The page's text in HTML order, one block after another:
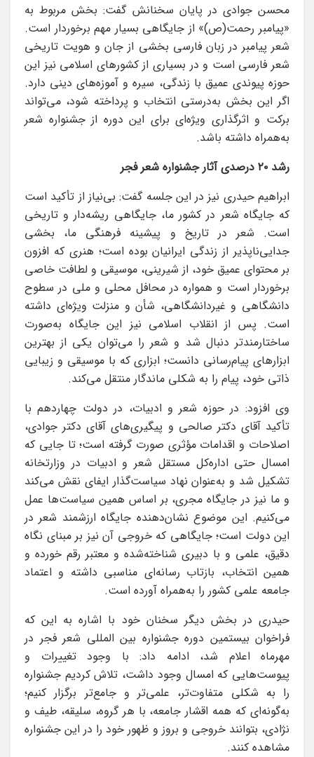
محسن جوادی در پایان سخنانش گفت: بخش مربوط به
«پیامبر رحمت(ص)» از جایگاهی بسیار مهم برخوردار است.
شعر پیامبر در زبان فارسی بخشی از جان و هویت تاریخی
شعر فارسی است و در بسیاری از کشورهای اسلامی نیز این
حوزه پیوندی عمیق با زندگی، سیره و آموزه‌های دینی دارد.
اگر این بخش به‌درستی انتخاب و پرداخته شود، می‌تواند
برکت و اثرگذاری ویژه‌ای برای این دوره از جشنواره شعر
به‌همراه داشته باشد.
رشد ۲۰ درصدی آثار جشنواره شعر فجر
ابراهیم حیدری نیز در این جلسه گفت:‌ بی‌نیاز از تأکید است
که جایگاه شعر در کشور ما، جایگاهی ریشه‌دار و تاریخی
است. شعر در تاریخ و پیشینه فرهنگی ما، بخشی
جدایی‌ناپذیر از زندگی ایرانیان بوده است؛ هنری که افزون
بر محتوای عمیق خود، از شیرینی، موسیقی و لطافت خاصی
برخوردار است و همواره در محافل محلی و ملی در سطوح
دانشگاهی و غیردانشگاهی، شأن و منزلت ویژه‌ای داشته
است. پس از انقلاب اسلامی نیز این جایگاه به‌صورت
ساختارمندتر دنبال شد و شعر را می‌توان یکی از بهترین
ابزارهای پیام‌رسانی دانست؛ ابزاری که با موسیقی و زیبایی
ذاتی خود، پیام را به شکلی ماندگار منتقل می‌کند.
وی افزود: در حوزه شعر و ادبیات، در دولت چهاردهم با
تأکید آقای دکتر صالحی و پیگیری‌های آقای دکتر جوادی،
اصلاحات و اقدامات مؤثری صورت گرفته است؛ تا جایی که
امسال حتی اداره‌کل مستقل شعر و ادبیات در وزارتخانه
تشکیل شد و به‌عنوان نهاد سیاست‌گذار ایفای نقش می‌کند
و ما نیز در جایگاه مجری، بر اساس همین سیاست‌ها عمل
می‌کنیم. این موضوع نشان‌دهنده جایگاه ارزشمند شعر در
این دولت است؛ جایگاهی که خروجی آن نیز بر مبنای نگاه
دقیق، علمی و با دبیری شناخته‌شده و معتبر رقم خورده و
همین انتخاب، بازتاب رسانه‌ای مناسبی داشته و اعتماد
جامعه علمی کشور را به‌همراه آورده است.
حیدری در بخش دیگر سخنان خود با اشاره به این که
فراخوان بیستمین دوره جشنواره بین المللی شعر فجر در
مهرماه اعلام شد، ادامه داد: با وجود تغییرات و
پیوست‌هایی که امسال وجود داشت، تلاش کردیم جشنواره
را به شکلی متفاوت‌تر، علمی‌تر و جامع‌تر برگزار کنیم؛
به‌گونه‌ای که همه اقشار جامعه، با هر گروه، سلیقه، طیف و
نژادی، بتوانند خروجی و بروز و ظهور خود را در این جشنواره
مشاهده کنند.